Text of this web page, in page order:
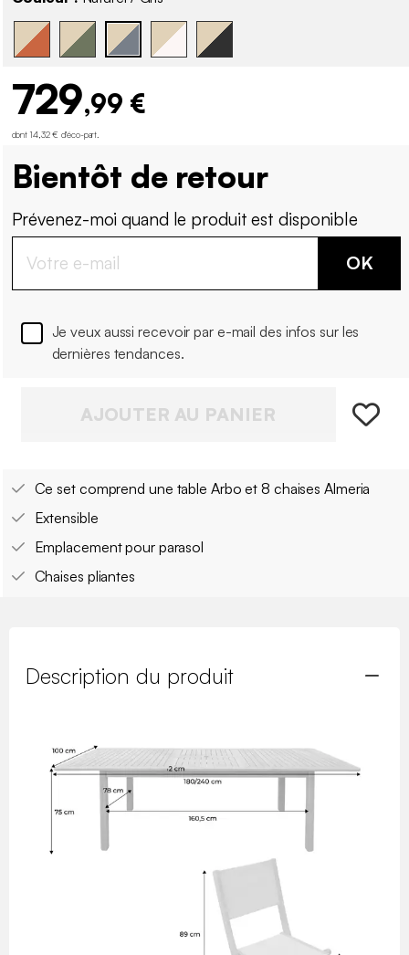
729,99 €
dont 14,32 € d'éco-part
Bientôt de retour
Prévenez-moi quand le produit est disponible
OK
Je veux aussi recevoir par e-mail des infos sur les
dernières tendances.
AJOUTER AU PANIER
Ce set comprend une table Arbo et 8 chaises Almeria
Extensible
Emplacement pour parasol
Chaises pliantes
Description du produit